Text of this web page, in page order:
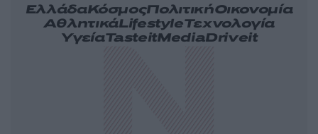
ΕλλάδαΚόσμοςΠολιτικήΟικονομία
ΑθλητικάLifestyleΤεχνολογία
ΥγείαTasteitMediaDriveit